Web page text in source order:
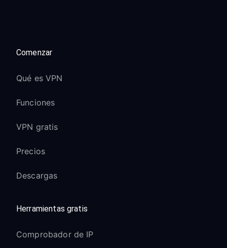
Comenzar
Qué es VPN
Funciones
VPN gratis
Precios
Descargas
Herramientas gratis
Comprobador de IP